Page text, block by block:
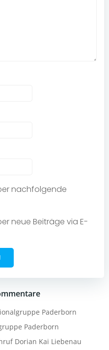
nachfolgende
neue Beiträge via E-
Paderborn
Paderborn
Dorian Kai Liebenau